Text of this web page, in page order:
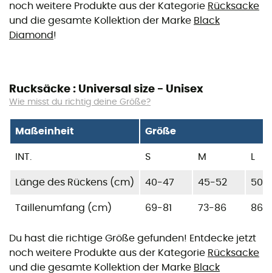
noch weitere Produkte aus der Kategorie Rücksacke
und die gesamte Kollektion der Marke Black
Diamond!
Rucksäcke : Universal size - Unisex
Wie misst du richtig deine Größe?
Maßeinheit Größe
INT. S M
Länge des Rückens (cm) 40-47 45-52 50-
Taillenumfang (cm) 69-81 73-86 86-
Du hast die richtige Größe gefunden! Entdecke jetzt
noch weitere Produkte aus der Kategorie Rücksacke
und die gesamte Kollektion der Marke Black